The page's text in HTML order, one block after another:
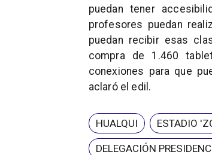
puedan tener
profesores puedan
puedan recibir esas
compra de 1.460
conexiones para que
aclaró el edil.
HUALQUI ESTADIO
DELEGACIÓN